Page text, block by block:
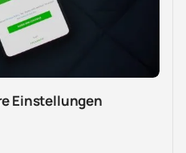
Einstellungen